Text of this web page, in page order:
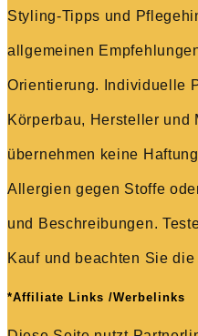
Styling-Tipps und
allgemeinen
Orientierung. Individuelle
Körperbau, Hersteller und
übernehmen keine
Allergien gegen Stoffe
und Beschreibungen.
Kauf und beachten Sie
*Affiliate Links /Werbelinks